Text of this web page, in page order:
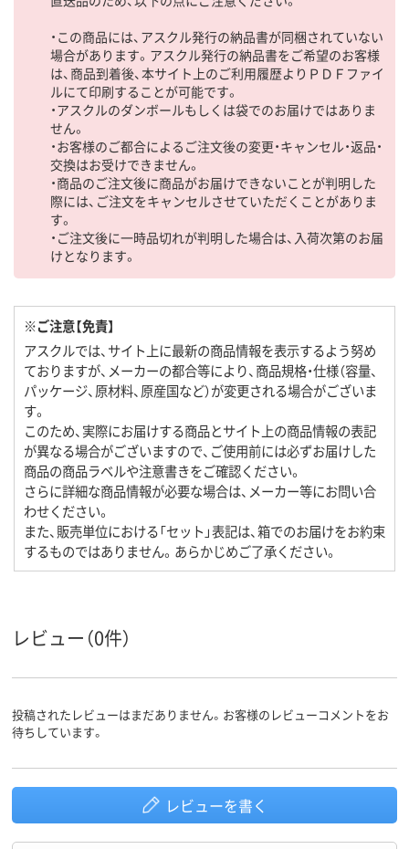
・この商品には、アスクル発行の納品書が同梱されていない
場合があります。アスクル発行の納品書をご希望のお客様
は、商品到着後、本サイト上のご利用履歴よりＰＤＦファイ
ルにて印刷することが可能です。
・アスクルのダンボールもしくは袋でのお届けではありま
せん。
・お客様のご都合によるご注文後の変更・キャンセル・返品・
交換はお受けできません。
・商品のご注文後に商品がお届けできないことが判明した
際には、ご注文をキャンセルさせていただくことがありま
す。
・ご注文後に一時品切れが判明した場合は、入荷次第のお届
けとなります。
※ご注意【免責】
アスクルでは、サイト上に最新の商品情報を表示するよう努め
ておりますが、メーカーの都合等により、商品規格・仕様（容量、
パッケージ、原材料、原産国など）が変更される場合がございま
す。
このため、実際にお届けする商品とサイト上の商品情報の表記
が異なる場合がございますので、ご使用前には必ずお届けした
商品の商品ラベルや注意書きをご確認ください。
さらに詳細な商品情報が必要な場合は、メーカー等にお問い合
わせください。
また、販売単位における「セット」表記は、箱でのお届けをお約束
するものではありません。あらかじめご了承ください。
レビュー（0件）
投稿されたレビューはまだありません。お客様のレビューコメントをお
待ちしています。
レビューを書く